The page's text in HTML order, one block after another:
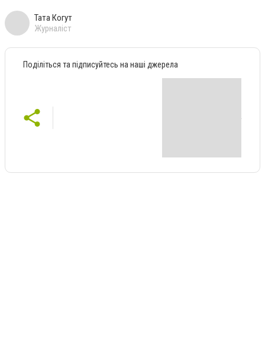
Тата Когут
Журналіст
Поділіться та підписуйтесь на наші джерела